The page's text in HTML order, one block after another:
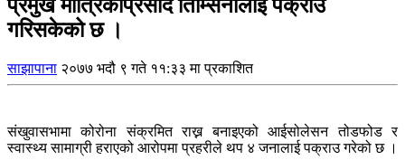
प्रमुख मात्रिकाप्रसाद तिम्सिनालाई पक्राउ
गरिसकेको छ ।
साझापाना २०७७ भदौ ९ गते ११:३३ मा प्रकाशित
संखुवासभामा कोरोना संक्रमित राख्न बनाइएको आईसोलेसन तोडफोड र
स्वास्थ्य सामाग्री हराएको आरोपमा प्रहरीले थप ४ जनालाई पक्राउ गरेको छ ।